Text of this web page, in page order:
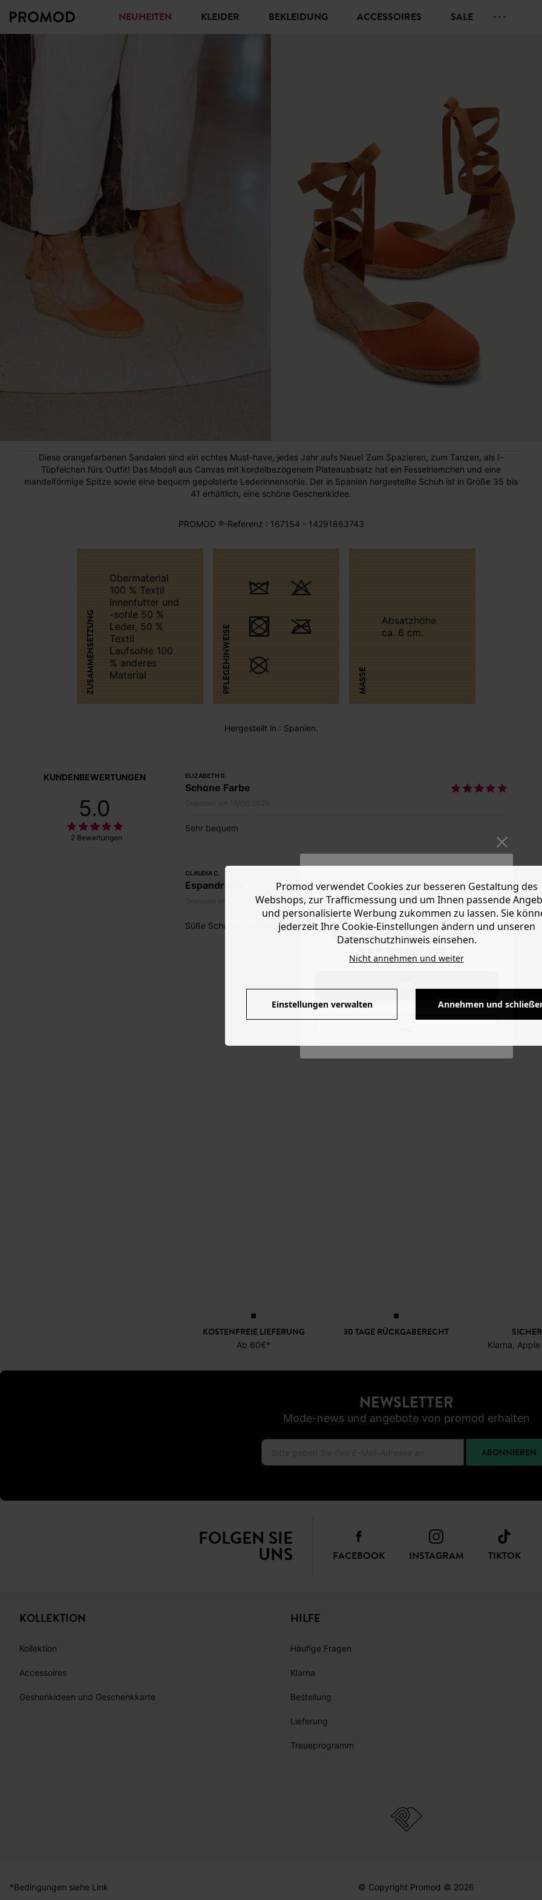
Do you want to be redirected to
NEUHEITEN KLEIDER BEKLEIDUNG ACCESSOIRES SALE
Diese orangefarbenen Sandalen sind ein echtes Must-have, jedes Jahr aufs Neue! Zum Spazieren, zum Tanzen, als I-
Tüpfelchen fürs Outfit! Das Modell aus Canvas mit kordelbezogenem Plateauabsatz hat ein Fesselriemchen und eine
mandelförmige Spitze sowie eine bequem gepolsterte Lederinnensohle. Der in Spanien hergestellte Schuh ist in Größe 35 bis
41 erhältlich, eine schöne Geschenkidee.
PROMOD ®-Referenz : 167154 - 14291863743
ZUSAMMENSETZUNG
Obermaterial
100 % Textil
Innenfutter und
-sohle 50 %
Leder, 50 %
Textil
Laufsohle 100
% anderes
Material
PFLEGEHINWEISE MASSE
Absatzhöhe
ca. 6 cm.
Hergestellt in : Spanien.
KUNDENBEWERTUNGEN
5.0
2 Bewertungen
ELIZABETH G.
Schone Farbe
Sehr bequem
CLAUDIA C.
Espandrilles
Gepostet am 26/08/2024
Süße Schuhe, gute Passform, toller Deal
KOSTENFREIE LIEFERUNG
Ab 60€*
30 TAGE RÜCKGABERECHT
Klarna,
NEWSLETTER
Mode-news und angebote von promod erhalten
ABONNIEREN
FOLGEN SIE
UNS FACEBOOK INSTAGRAM TIKTOK
KOLLEKTION
Kollektion
Accessoires
Geshenkideen und Geschenkkarte
HILFE
Häufige Fragen
Klarna
Bestellung
Lieferung
Treueprogramm
© Copyright Promod © 2026
*Bedingungen siehe Link
Promod verwendet Cookies zur besseren Gestaltung des
Webshops, zur Trafficmessung und um Ihnen passende
und personalisierte Werbung zukommen zu lassen. Sie
jederzeit Ihre Cookie-Einstellungen ändern und unseren
Datenschutzhinweis einsehen.
Nicht annehmen und weiter
Einstellungen verwalten Annehmen und